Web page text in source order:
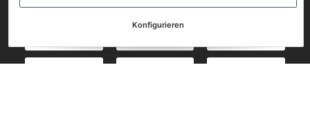
Konfigurieren